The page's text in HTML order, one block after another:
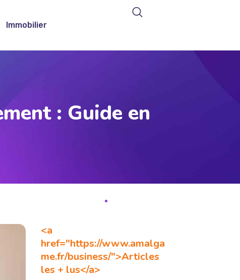
Immobilier
: Guide en
<a
href="https://www.amalga
me.fr/business/">Articles
les + lus</a>